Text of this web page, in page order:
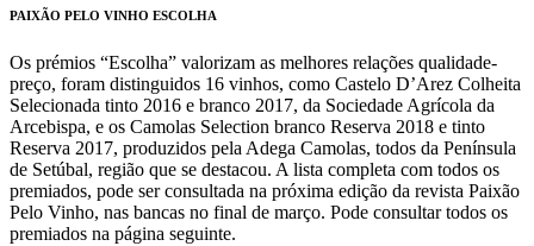
PAIXÃO PELO VINHO ESCOLHA
Os prémios “Escolha” valorizam as melhores relações qualidade-
preço, foram distinguidos 16 vinhos, como Castelo D’Arez Colheita
Selecionada tinto 2016 e branco 2017, da Sociedade Agrícola da
Arcebispa, e os Camolas Selection branco Reserva 2018 e tinto
Reserva 2017, produzidos pela Adega Camolas, todos da Península
de Setúbal, região que se destacou. A lista completa com todos os
premiados, pode ser consultada na próxima edição da revista Paixão
Pelo Vinho, nas bancas no final de março. Pode consultar todos os
premiados na página seguinte.